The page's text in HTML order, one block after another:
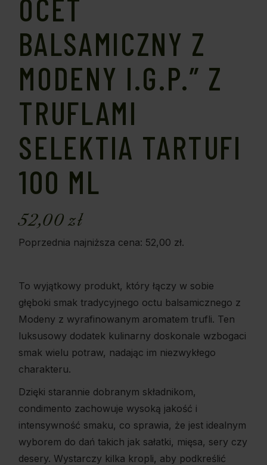
OCET
BALSAMICZNY Z
MODENY I.G.P.” Z
TRUFLAMI
SELEKTIA TARTUFI
100 ML
52,00zł
Poprzednia najniższa cena: 52,00 zł.
To wyjątkowy produkt, który łączy w sobie
głęboki smak tradycyjnego octu balsamicznego z
Modeny z wyrafinowanym aromatem trufli. Ten
luksusowy dodatek kulinarny doskonale wzbogaci
smak wielu potraw, nadając im niezwykłego
charakteru.
Dzięki starannie dobranym składnikom,
condimento zachowuje wysoką jakość i
intensywność smaku, co sprawia, że jest idealnym
wyborem do dań takich jak sałatki, mięsa, sery czy
desery. Wystarczy kilka kropli, aby podkreślić